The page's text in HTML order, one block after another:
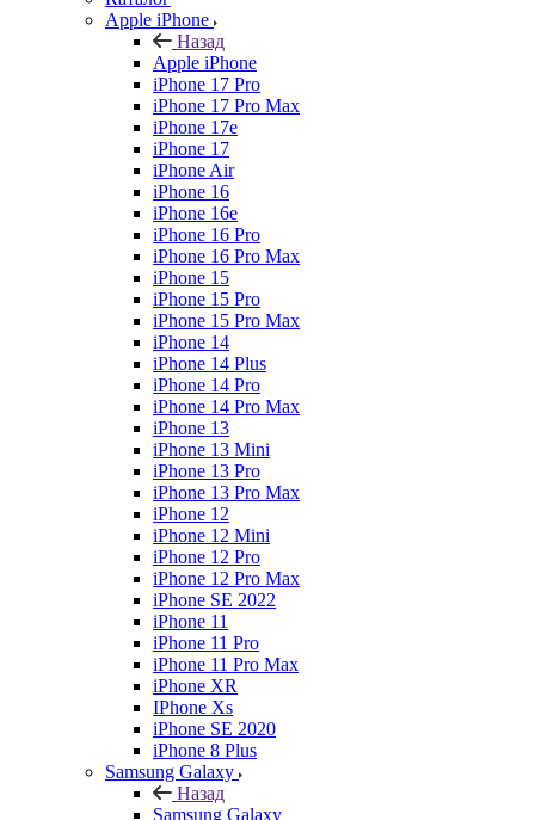
Apple iPhone
Назад
Apple iPhone
iPhone 17 Pro
iPhone 17 Pro Max
iPhone 17e
iPhone 17
iPhone Air
iPhone 16
iPhone 16e
iPhone 16 Pro
iPhone 16 Pro Max
iPhone 15
iPhone 15 Pro
iPhone 15 Pro Max
iPhone 14
iPhone 14 Plus
iPhone 14 Pro
iPhone 14 Pro Max
iPhone 13
iPhone 13 Mini
iPhone 13 Pro
iPhone 13 Pro Max
iPhone 12
iPhone 12 Mini
iPhone 12 Pro
iPhone 12 Pro Max
iPhone SE 2022
iPhone 11
iPhone 11 Pro
iPhone 11 Pro Max
iPhone XR
IPhone Xs
iPhone SE 2020
iPhone 8 Plus
Samsung Galaxy
Назад
Samsung Galaxy